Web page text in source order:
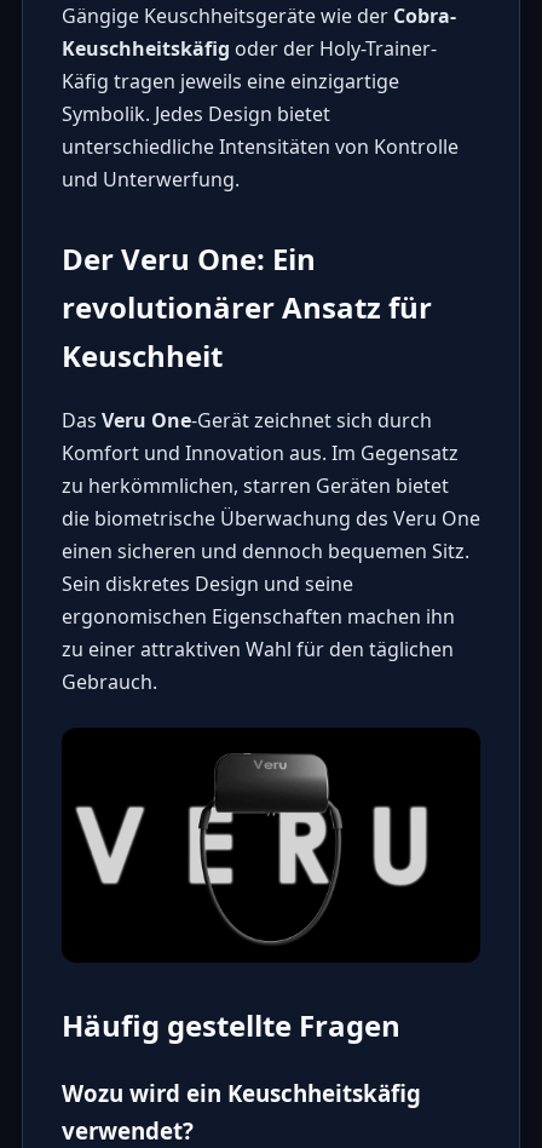
Gängige Keuschheitsgeräte wie der Cobra-
Keuschheitskäfig oder der Holy-Trainer-
Käfig tragen jeweils eine einzigartige
Symbolik. Jedes Design bietet
unterschiedliche Intensitäten von Kontrolle
und Unterwerfung.
Der Veru One: Ein
revolutionärer Ansatz für
Keuschheit
Das Veru One-Gerät zeichnet sich durch
Komfort und Innovation aus. Im Gegensatz
zu herkömmlichen, starren Geräten bietet
die biometrische Überwachung des Veru One
einen sicheren und dennoch bequemen Sitz.
Sein diskretes Design und seine
ergonomischen Eigenschaften machen ihn
zu einer attraktiven Wahl für den täglichen
Gebrauch.
Häufig gestellte Fragen
Wozu wird ein Keuschheitskäfig
verwendet?